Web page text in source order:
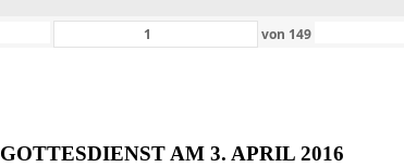
von 149
AM 3. APRIL 2016